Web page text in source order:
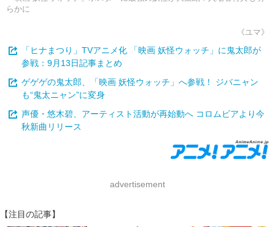
らかに
《ユマ》
「ヒナまつり」TVアニメ化 「映画 妖怪ウォッチ」に鬼太郎が
参戦：9月13日記事まとめ
ゲゲゲの鬼太郎、「映画 妖怪ウォッチ」へ参戦！ ジバニャン
も“鬼太ニャン”に変身
声優・悠木碧、アーティスト活動が再始動へ コロムビアより今
秋新曲リリース
advertisement
【注目の記事】